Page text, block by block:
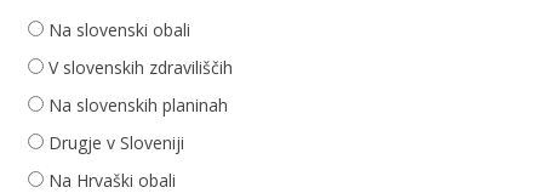
Na slovenski obali
V slovenskih zdraviliščih
Na slovenskih planinah
Drugje v Sloveniji
Na Hrvaški obali